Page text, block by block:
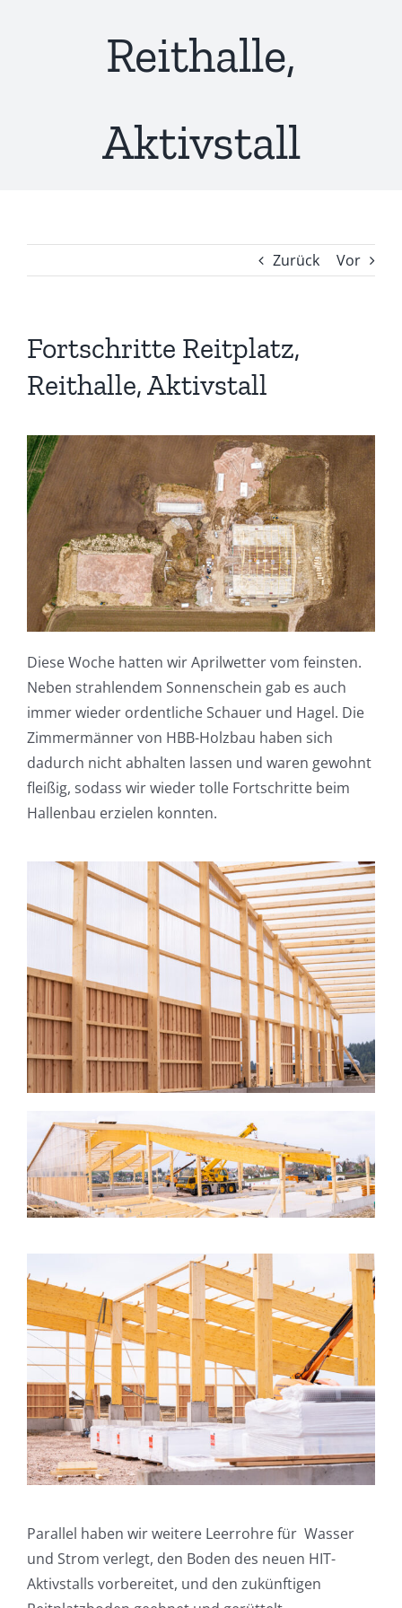
Reithalle,
Aktivstall
Zurück Vor
Fortschritte Reitplatz,
Reithalle, Aktivstall
Diese Woche hatten wir Aprilwetter vom feinsten.
Neben strahlendem Sonnenschein gab es auch
immer wieder ordentliche Schauer und Hagel. Die
Zimmermänner von HBB-Holzbau haben sich
dadurch nicht abhalten lassen und waren gewohnt
fleißig, sodass wir wieder tolle Fortschritte beim
Hallenbau erzielen konnten.
Parallel haben wir weitere Leerrohre für Wasser
und Strom verlegt, den Boden des neuen HIT-
Aktivstalls vorbereitet, und den zukünftigen